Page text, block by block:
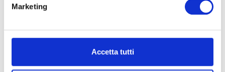
Marketing
Accetta tutti
Atto costitutivo SRL: